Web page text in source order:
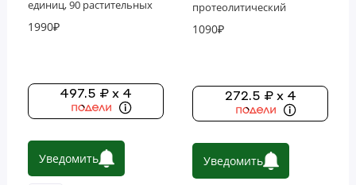
единиц, 90 растительных
1990₽
497.5 ₽ x 4
Уведомить
протеолитический
растительных капсул
1090₽
272.5 ₽ x 4
Уведомить